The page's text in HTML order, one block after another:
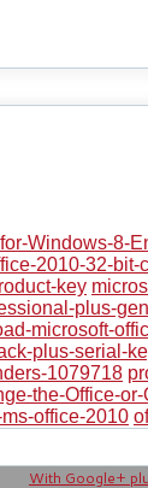
Windows-8-
2010-32-bit-
key
plus-
microsoft-
plus-serial-
1079718
the-Office-
office-2010
With Google+